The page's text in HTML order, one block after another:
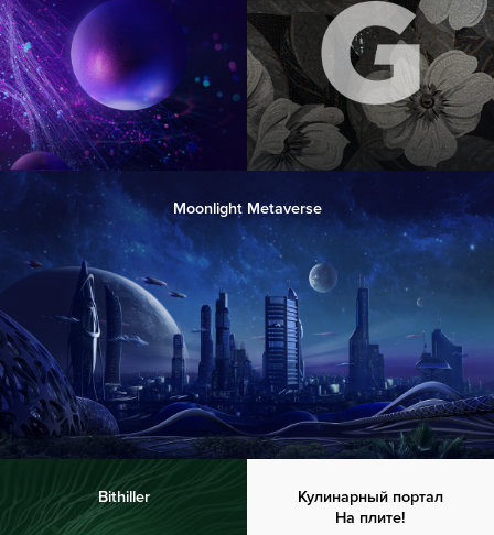
Moonlight Metaverse
Bithiller
Кулинарный портал
На плите!